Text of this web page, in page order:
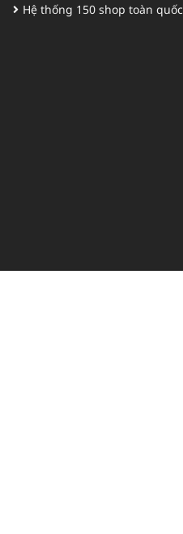
Hệ thống 150 shop toàn quốc